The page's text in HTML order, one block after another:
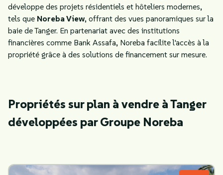
développe des projets résidentiels et hôteliers modernes,
tels que Noreba View, offrant des vues panoramiques sur la
baie de Tanger. En partenariat avec des institutions
financières comme Bank Assafa, Noreba facilite l'accès à la
propriété grâce à des solutions de financement sur mesure.
Propriétés sur plan à vendre à Tanger
développées par Groupe Noreba